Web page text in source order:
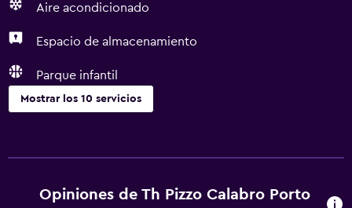
Aire acondicionado
Espacio de almacenamiento
Parque infantil
Mostrar los 10 servicios
Cajero automático/banco
Cambio de divisas
Opiniones de Th Pizzo Calabro Porto